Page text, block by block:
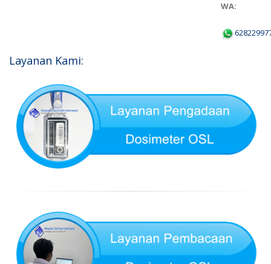
WA:
Layanan Kami: